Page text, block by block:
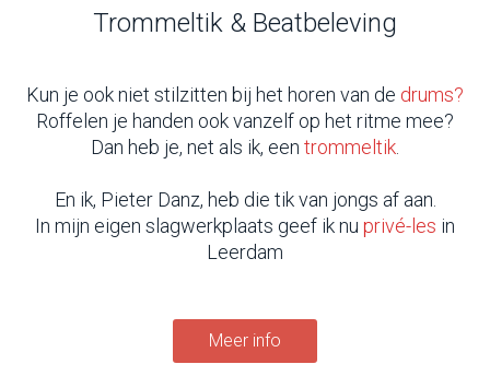
Trommeltik & Beatbeleving
Kun je ook niet stilzitten bij het horen van de drums?
Roffelen je handen ook vanzelf op het ritme mee?
Dan heb je, net als ik, een trommeltik
En ik, Pieter Danz, heb die tik van jongs af aan.
In mijn eigen slagwerkplaats geef ik nu privé-les in
Leerdam
Meer info